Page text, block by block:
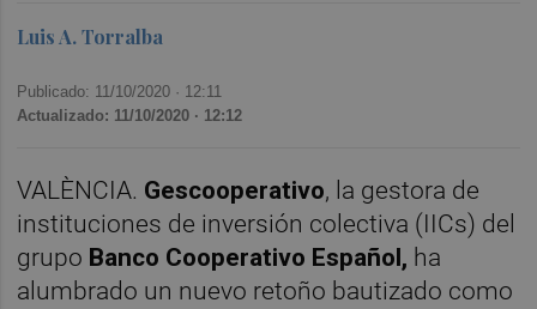
Luis A. Torralba
Publicado: 11/10/2020 · 12:11
Actualizado: 11/10/2020 · 12:12
VALÈNCIA. Gescooperativo, la gestora de
instituciones de inversión colectiva (IICs) del
grupo Banco Cooperativo Español, ha
alumbrado un nuevo retoño bautizado como